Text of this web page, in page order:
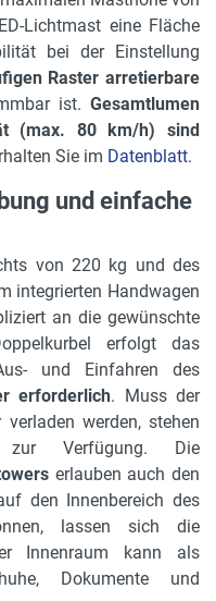
Lichtmast eine Fläche
bei der Einstellung
Raster arretierbare
ist. Gesamtlumen
(max. 80 km/h) sind
Sie im Datenblatt.
und einfache
von 220 kg und des
integrierten Handwagen
an die gewünschte
erfolgt das
und Einfahren des
erforderlich. Muss der
werden, stehen
Verfügung. Die
erlauben auch den
den Innenbereich des
lassen sich die
Innenraum kann als
Dokumente und